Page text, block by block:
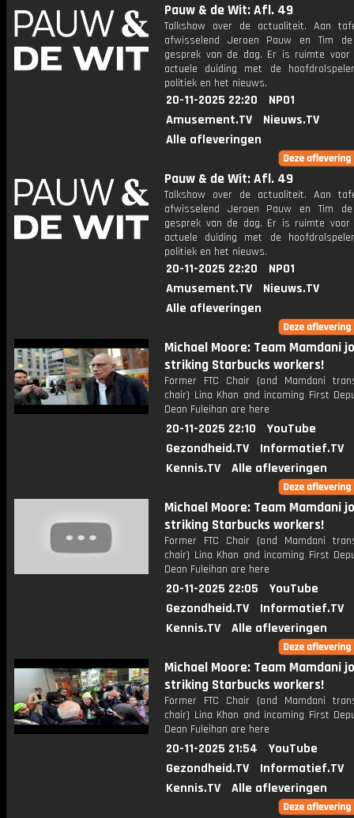
Pauw & de Wit: Afl. 49
Talkshow over de actualiteit. Aan
afwisselend Jeroen Pauw en Tim
gesprek van de dag. Er is ruimte
actuele duiding met de
politiek en het nieuws.
20-11-2025 22:20
NPO1
Amusement.TV
Nieuws.TV
Alle afleveringen
Pauw & de Wit: Afl. 49
Talkshow over de actualiteit. Aan
afwisselend Jeroen Pauw en Tim
gesprek van de dag. Er is ruimte
actuele duiding met de
politiek en het nieuws.
20-11-2025 22:20
NPO1
Amusement.TV
Nieuws.TV
Alle afleveringen
Michael Moore: Team Mamdani
striking Starbucks workers!
Former FTC Chair (and Mamdani
chair) Lina Khan and incoming First
Dean Fuleihan are here
20-11-2025 22:10
YouTube
Gezondheid.TV
Informatief.TV
Kennis.TV
Alle afleveringen
Michael Moore: Team Mamdani
striking Starbucks workers!
Former FTC Chair (and Mamdani
chair) Lina Khan and incoming First
Dean Fuleihan are here
20-11-2025 22:05
YouTube
Gezondheid.TV
Informatief.TV
Kennis.TV
Alle afleveringen
Michael Moore: Team Mamdani
striking Starbucks workers!
Former FTC Chair (and Mamdani
chair) Lina Khan and incoming First
Dean Fuleihan are here
20-11-2025 21:54
YouTube
Gezondheid.TV
Informatief.TV
Kennis.TV
Alle afleveringen